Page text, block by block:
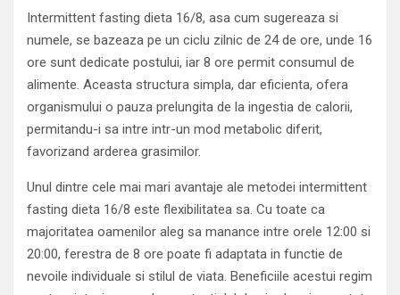
Intermittent fasting dieta 16/8, asa cum sugereaza si
numele, se bazeaza pe un ciclu zilnic de 24 de ore, unde 16
ore sunt dedicate postului, iar 8 ore permit consumul de
alimente. Aceasta structura simpla, dar eficienta, ofera
organismului o pauza prelungita de la ingestia de calorii,
permitandu-i sa intre intr-un mod metabolic diferit,
favorizand arderea grasimilor.
Unul dintre cele mai mari avantaje ale metodei intermittent
fasting dieta 16/8 este flexibilitatea sa. Cu toate ca
majoritatea oamenilor aleg sa manance intre orele 12:00 si
20:00, ferestra de 8 ore poate fi adaptata in functie de
nevoile individuale si stilul de viata. Beneficiile acestui regim